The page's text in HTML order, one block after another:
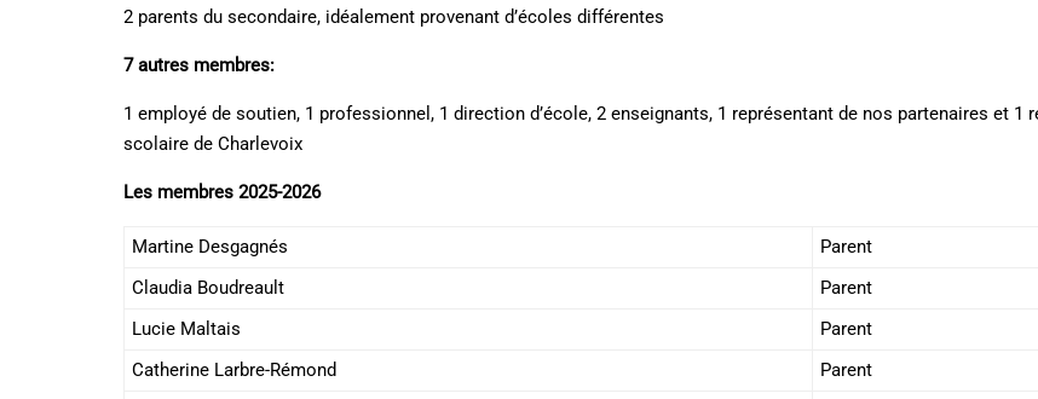
2 parents du secondaire, idéalement provenant d’écoles différentes
7 autres membres:
1 employé de soutien, 1 professionnel, 1 direction d’école, 2 enseignants, 1 représentant de nos partenaires et
scolaire de Charlevoix
Les membres 2025-2026
Martine Desgagnés
Parent
Claudia Boudreault
Parent
Lucie Maltais
Parent
Catherine Larbre-Rémond
Parent